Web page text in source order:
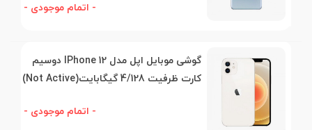
- اتمام موجودی -
گوشی موبایل اپل مدل IPhone 12 دوسیم
کارت ظرفیت 4/128 گیگابایت(Not Active)
- اتمام موجودی -